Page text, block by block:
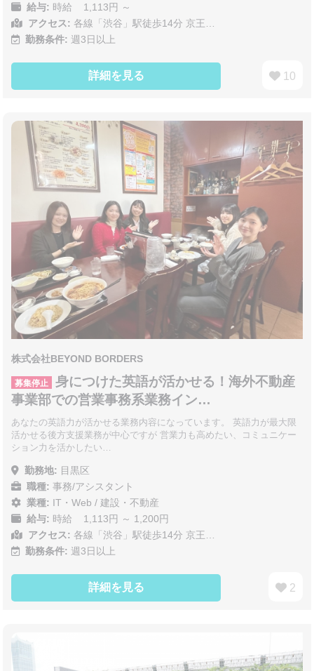
給与: 時給 1,113円 ～
アクセス: 各線「渋谷」駅徒歩14分 京王…
勤務条件: 週3日以上
詳細を見る 10
株式会社BEYOND BORDERS
募集停止
身につけた英語が活かせる！海外不動産
事業部での営業事務系業務イン…
あなたの英語力が活かせる業務内容になっています。 英語力が最大限
活かせる後方支援業務が中心ですが 営業力も高めたい、コミュニケー
ション力を活かしたい…
勤務地: 目黒区
職種: 事務/アシスタント
業種: IT・Web /建設・不動産
給与: 時給 1,113円 ～ 1,200円
アクセス: 各線「渋谷」駅徒歩14分 京王…
勤務条件: 週3日以上
詳細を見る 2